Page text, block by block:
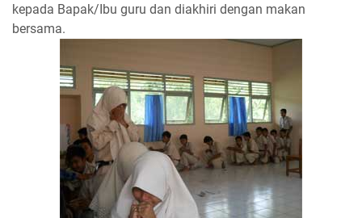
kepada Bapak/Ibu guru dan diakhiri dengan makan
bersama.